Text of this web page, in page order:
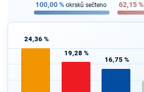
100,00% okrsků sečteno 62,15%
24,36 %
19,28 %
16,75 %